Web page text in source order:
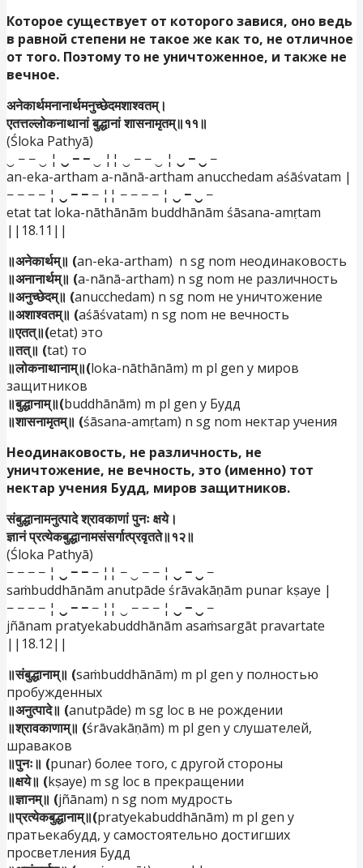
Которое существует от которого завися, оно ведь
в равной степени не такое же как то, не отличное
от того. Поэтому то не уничтоженное, и также не
вечное.
अनेकार्थमनानार्थमनुच्छेदमशाश्वतम्।
एतत्तल्लोकनाथानां बुद्धानां शासनामृतम्॥११॥
(Śloka Pathyā)
‿ − − ‿ ¦ ‿ − − ‿ ¦¦ ‿ − − ‿ ¦ ‿ − ‿ −
an-eka-artham a-nānā-artham anucchedam aśāśvatam |
− − − − ¦ ‿ − − − ¦¦ − − − − ¦ ‿ − ‿ −
etat tat loka-nāthānām buddhānām śāsana-amṛtam
||18.11||
॥अनेकार्थम्॥ (an-eka-artham) n sg nom неодинаковость
॥अनानार्थम्॥ (a-nānā-artham) n sg nom не различность
॥अनुच्छेदम्॥ (anucchedam) n sg nom не уничтожение
॥अशाश्वतम्॥ (aśāśvatam) n sg nom не вечность
॥एतत्॥(etat) это
॥तत्॥ (tat) то
॥लोकनाथानाम्॥(loka-nāthānām) m pl gen у миров
защитников
॥बुद्धानाम्॥(buddhānām) m pl gen у Будд
॥शासनामृतम्॥ (śāsana-amṛtam) n sg nom нектар учения
Неодинаковость, не различность, не
уничтожение, не вечность, это (именно) тот
нектар учения Будд, миров защитников.
संबुद्धानामनुत्पादे श्रावकाणां पुनः क्षये।
ज्ञानं प्रत्येकबुद्धानामसंसर्गात्प्रवृतते॥१२॥
(Śloka Pathyā)
− − − − ¦ ‿ − − − ¦¦ − ‿ − − ¦ ‿ − ‿ −
saṁbuddhānām anutpāde śrāvakāṇām punar kṣaye |
− − − − ¦ ‿ − − − ¦¦ ‿ − − − ¦ ‿ − ‿ −
jñānam pratyekabuddhānām asaṁsargāt pravartate
||18.12||
॥संबुद्धानाम्॥ (saṁbuddhānām) m pl gen у полностью
пробужденных
॥अनुत्पादे॥ (anutpāde) m sg loc в не рождении
॥श्रावकाणाम्॥ (śrāvakāṇām) m pl gen у слушателей,
шраваков
॥पुनः॥ (punar) более того, с другой стороны
॥क्षये॥ (kṣaye) m sg loc в прекращении
॥ज्ञानम्॥ (jñānam) n sg nom мудрость
॥प्रत्येकबुद्धानाम्॥(pratyekabuddhānām) m pl gen у
пратьекабудд, у самостоятельно достигших
просветления Будд